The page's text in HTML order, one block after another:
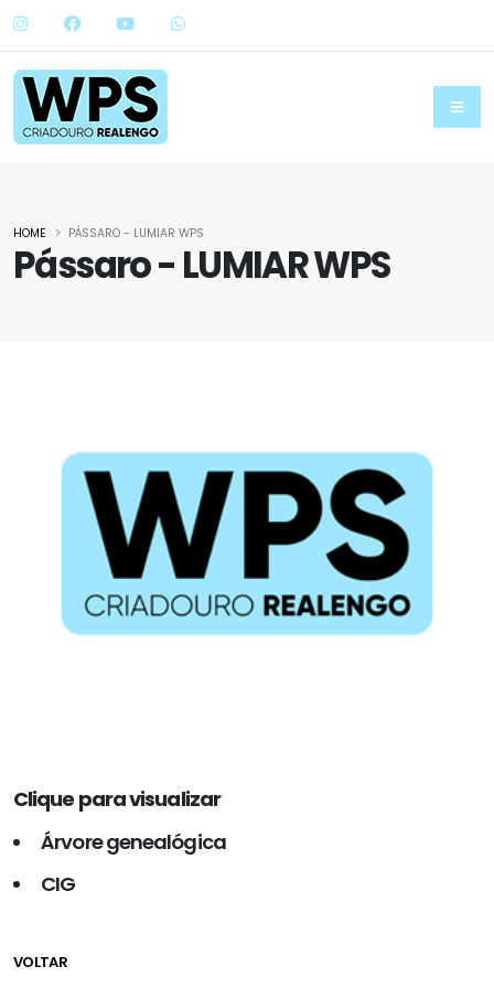
Pássaro - LUMIAR WPS
HOME PÁSSARO - LUMIAR WPS
Clique para visualizar
Árvore genealógica
CIG
VOLTAR